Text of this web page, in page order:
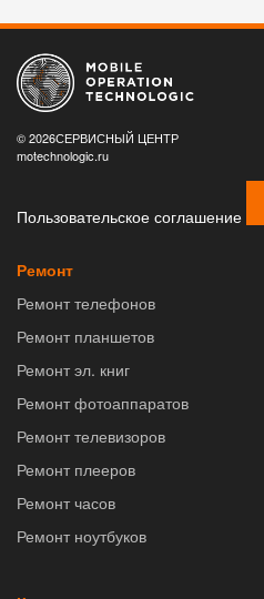
© 2026СЕРВИСНЫЙ ЦЕНТР
motechnologic.ru
Пользовательское соглашение
Ремонт
Ремонт телефонов
Ремонт планшетов
Ремонт эл. книг
Ремонт фотоаппаратов
Ремонт телевизоров
Ремонт плееров
Ремонт часов
Ремонт ноутбуков